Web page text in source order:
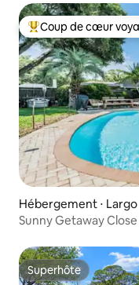
Coups de cœur
Coup de cœur
Hébergement ⋅ Largo
Sunny Getaway
Superhôte
Superhôte